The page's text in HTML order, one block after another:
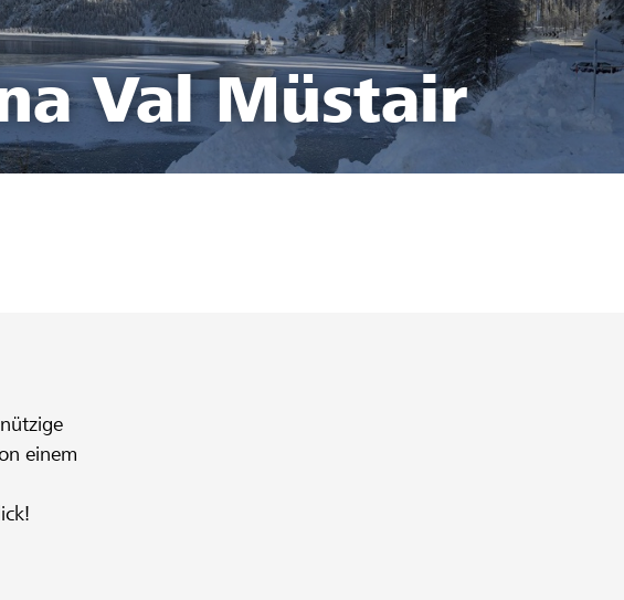
Val Müstair
einem